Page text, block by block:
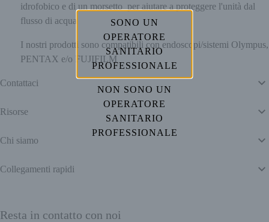
SONO UN
OPERATORE
SANITARIO
PROFESSIONALE
NON SONO UN
OPERATORE
SANITARIO
PROFESSIONALE
idrofobico e di un morsetto per aiutare a proteggere l'unità dal
flusso di acqua
I nostri prodotti sono compatibili con endoscopi/sistemi Olympus,
PENTAX e/o FUJIFILM
Contattaci
Risorse
Chi siamo
Collegamenti rapidi
Resta in contatto con noi